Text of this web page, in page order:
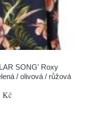
SONG' Roxy
/ olivová / růžová
Kč